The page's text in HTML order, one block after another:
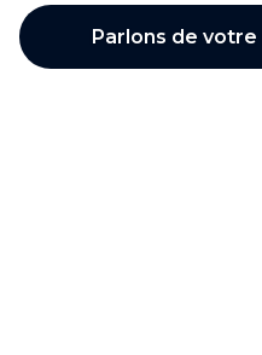
Parlons de